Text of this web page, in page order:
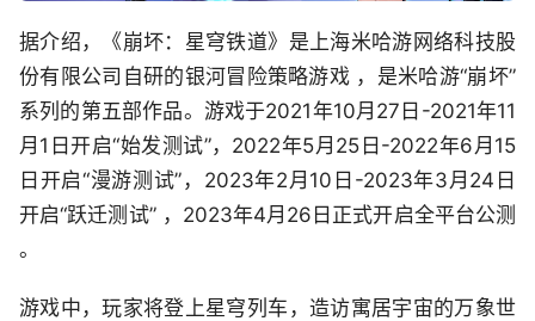
据介绍，《崩坏：星穹铁道》是上海米哈游网络科技股
份有限公司自研的银河冒险策略游戏 ，是米哈游“崩坏”
系列的第五部作品。游戏于2021年10月27日-2021年11
月1日开启“始发测试”，2022年5月25日-2022年6月15
日开启“漫游测试”，2023年2月10日-2023年3月24日
开启“跃迁测试” ，2023年4月26日正式开启全平台公测
。
游戏中，玩家将登上星穹列车，造访寓居宇宙的万象世